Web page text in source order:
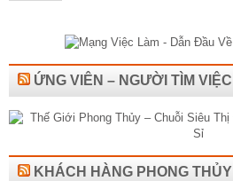
ỨNG VIÊN – NGƯỜI TÌM VIỆC
KHÁCH HÀNG PHONG THỦY